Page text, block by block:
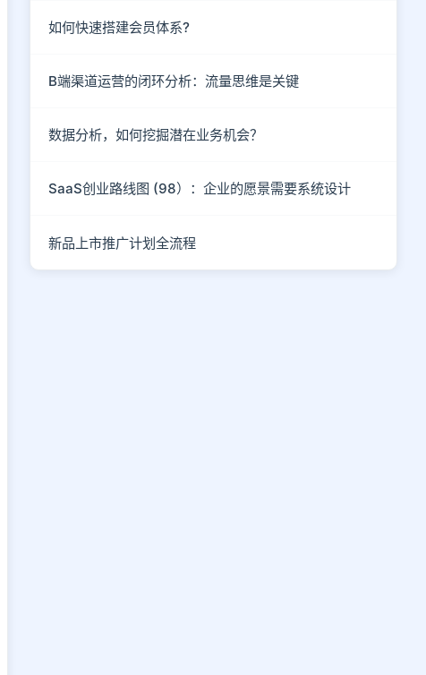
如何快速搭建会员体系?
B端渠道运营的闭环分析：流量思维是关键
数据分析，如何挖掘潜在业务机会？
SaaS创业路线图 (98）：企业的愿景需要系统设计
新品上市推广计划全流程